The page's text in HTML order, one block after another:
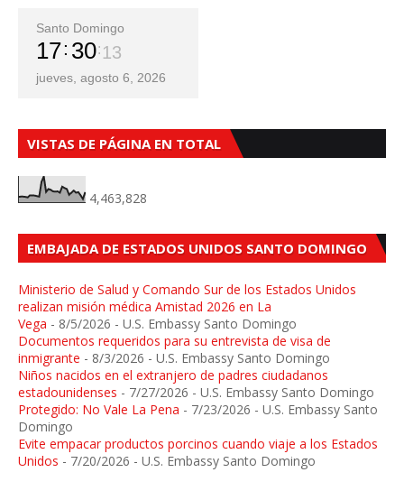
Santo Domingo
17 30 14
jueves, agosto 6, 2026
VISTAS DE PÁGINA EN TOTAL
4,463,828
EMBAJADA DE ESTADOS UNIDOS SANTO DOMINGO
Ministerio de Salud y Comando Sur de los Estados Unidos
realizan misión médica Amistad 2026 en La
Vega - 8/5/2026 - U.S. Embassy Santo Domingo
Documentos requeridos para su entrevista de visa de
inmigrante - 8/3/2026 - U.S. Embassy Santo Domingo
Niños nacidos en el extranjero de padres ciudadanos
estadounidenses - 7/27/2026 - U.S. Embassy Santo Domingo
Protegido: No Vale La Pena - 7/23/2026 - U.S. Embassy Santo
Domingo
Evite empacar productos porcinos cuando viaje a los Estados
Unidos - 7/20/2026 - U.S. Embassy Santo Domingo